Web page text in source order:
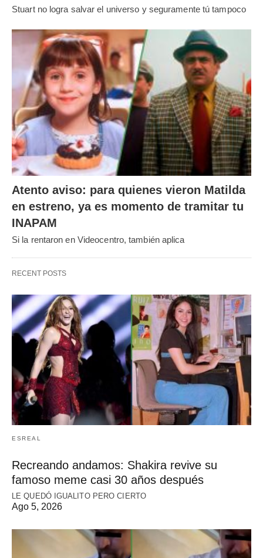
Stuart no logra salvar el universo y seguramente tú tampoco
Atento aviso: para quienes vieron Matilda
en estreno, ya es momento de tramitar tu
INAPAM
Si la rentaron en Videocentro, también aplica
RECENT POSTS
ESREAL
Recreando andamos: Shakira revive su
famoso meme casi 30 años después
LE QUEDÓ IGUALITO PERO CIERTO
Ago 5, 2026